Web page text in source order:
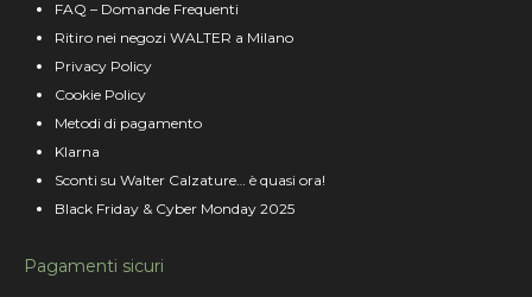
FAQ – Domande Frequenti
Ritiro nei negozi WALTER a Milano
Privacy Policy
Cookie Policy
Metodi di pagamento
Klarna
Sconti su Walter Calzature… è quasi ora!
Black Friday & Cyber Monday 2025
Pagamenti sicuri